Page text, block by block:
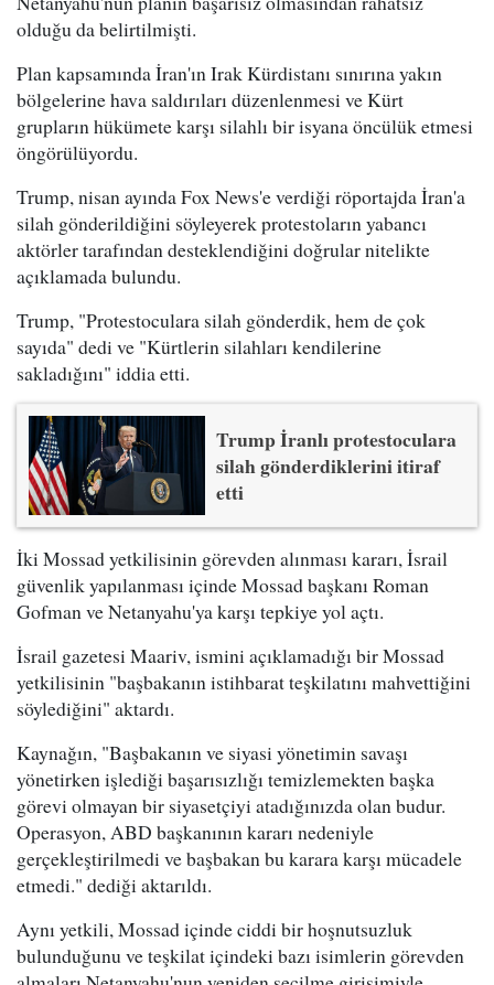
olduğu da belirtilmişti.
Plan kapsamında İran'ın Irak Kürdistanı sınırına yakın
bölgelerine hava saldırıları düzenlenmesi ve Kürt
grupların hükümete karşı silahlı bir isyana öncülük etmesi
öngörülüyordu.
Trump, nisan ayında Fox News'e verdiği röportajda İran'a
silah gönderildiğini söyleyerek protestoların yabancı
aktörler tarafından desteklendiğini doğrular nitelikte
açıklamada bulundu.
Trump, "Protestoculara silah gönderdik, hem de çok
sayıda" dedi ve "Kürtlerin silahları kendilerine
sakladığını" iddia etti.
Trump İranlı protestoculara
silah gönderdiklerini itiraf
etti
İki Mossad yetkilisinin görevden alınması kararı, İsrail
güvenlik yapılanması içinde Mossad başkanı Roman
Gofman ve Netanyahu'ya karşı tepkiye yol açtı.
İsrail gazetesi Maariv, ismini açıklamadığı bir Mossad
yetkilisinin "başbakanın istihbarat teşkilatını mahvettiğini
söylediğini" aktardı.
Kaynağın, "Başbakanın ve siyasi yönetimin savaşı
yönetirken işlediği başarısızlığı temizlemekten başka
görevi olmayan bir siyasetçiyi atadığınızda olan budur.
Operasyon, ABD başkanının kararı nedeniyle
gerçekleştirilmedi ve başbakan bu karara karşı mücadele
etmedi." dediği aktarıldı.
Aynı yetkili, Mossad içinde ciddi bir hoşnutsuzluk
bulunduğunu ve teşkilat içindeki bazı isimlerin görevden